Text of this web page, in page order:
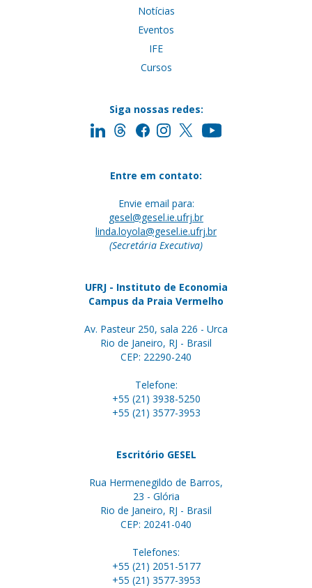
Notícias
Eventos
IFE
Cursos
Siga nossas redes:
Entre em contato:
Envie email para:
gesel@gesel.ie.ufrj.br
linda.loyola@gesel.ie.ufrj.br
(Secretária Executiva)
UFRJ - Instituto de Economia
Campus da Praia Vermelho
Av. Pasteur 250, sala 226 - Urca
Rio de Janeiro, RJ - Brasil
CEP: 22290-240
Telefone:
+55 (21) 3938-5250
+55 (21) 3577-3953
Escritório GESEL
Rua Hermenegildo de Barros,
23 - Glória
Rio de Janeiro, RJ - Brasil
CEP: 20241-040
Telefones:
+55 (21) 2051-5177
+55 (21) 3577-3953